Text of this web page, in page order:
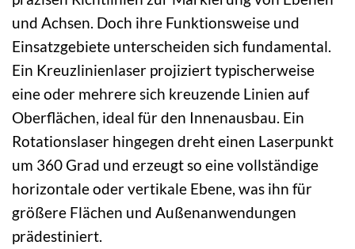
und Achsen. Doch ihre Funktionsweise und
Einsatzgebiete unterscheiden sich fundamental.
Ein Kreuzlinienlaser projiziert typischerweise
eine oder mehrere sich kreuzende Linien auf
Oberflächen, ideal für den Innenausbau. Ein
Rotationslaser hingegen dreht einen Laserpunkt
um 360 Grad und erzeugt so eine vollständige
horizontale oder vertikale Ebene, was ihn für
größere Flächen und Außenanwendungen
prädestiniert.